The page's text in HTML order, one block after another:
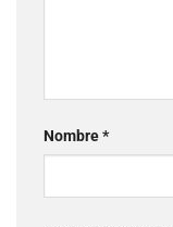
Nombre*